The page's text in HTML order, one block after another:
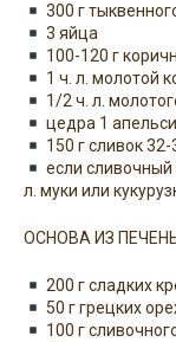
300 г
3 яйца
100-120 г
1 ч. л. молотой
1/2 ч. л.
цедра 1
150 г сливок 32-
если сливочный
л. муки или
ОСНОВА ИЗ
200 г сладких
50 г грецких
100 г